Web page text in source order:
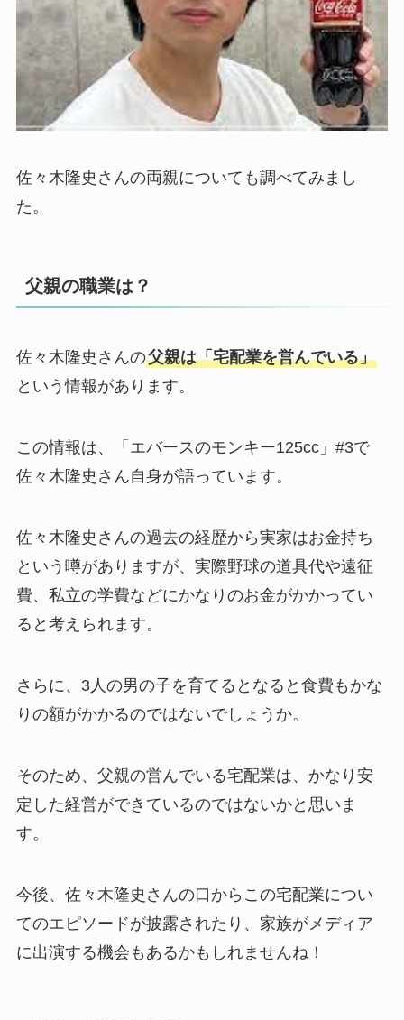
佐々木隆史さんの両親についても調べてみまし
た。
父親の職業は？
佐々木隆史さんの父親は「宅配業を営んでいる」
という情報があります。
この情報は、「エバースのモンキー125cc」#3で
佐々木隆史さん自身が語っています。
佐々木隆史さんの過去の経歴から実家はお金持ち
という噂がありますが、実際野球の道具代や遠征
費、私立の学費などにかなりのお金がかかってい
ると考えられます。
さらに、3人の男の子を育てるとなると食費もかな
りの額がかかるのではないでしょうか。
そのため、父親の営んでいる宅配業は、かなり安
定した経営ができているのではないかと思いま
す。
今後、佐々木隆史さんの口からこの宅配業につい
てのエピソードが披露されたり、家族がメディア
に出演する機会もあるかもしれませんね！